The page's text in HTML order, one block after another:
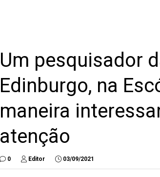
Um pesquisador
Edinburgo, na
maneira
atenção
0 Editor 03/09/2021